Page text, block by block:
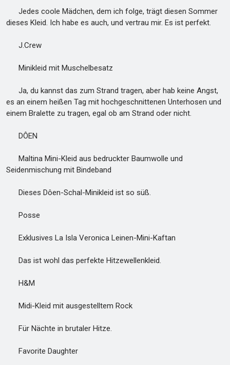
Jedes coole Mädchen, dem ich folge, trägt diesen Sommer
dieses Kleid. Ich habe es auch, und vertrau mir. Es ist perfekt.
J.Crew
Minikleid mit Muschelbesatz
Ja, du kannst das zum Strand tragen, aber hab keine Angst,
es an einem heißen Tag mit hochgeschnittenen Unterhosen und
einem Bralette zu tragen, egal ob am Strand oder nicht.
DÔEN
Maltina Mini-Kleid aus bedruckter Baumwolle und
Seidenmischung mit Bindeband
Dieses Dôen-Schal-Minikleid ist so süß.
Posse
Exklusives La Isla Veronica Leinen-Mini-Kaftan
Das ist wohl das perfekte Hitzewellenkleid.
H&M
Midi-Kleid mit ausgestelltem Rock
Für Nächte in brutaler Hitze.
Favorite Daughter